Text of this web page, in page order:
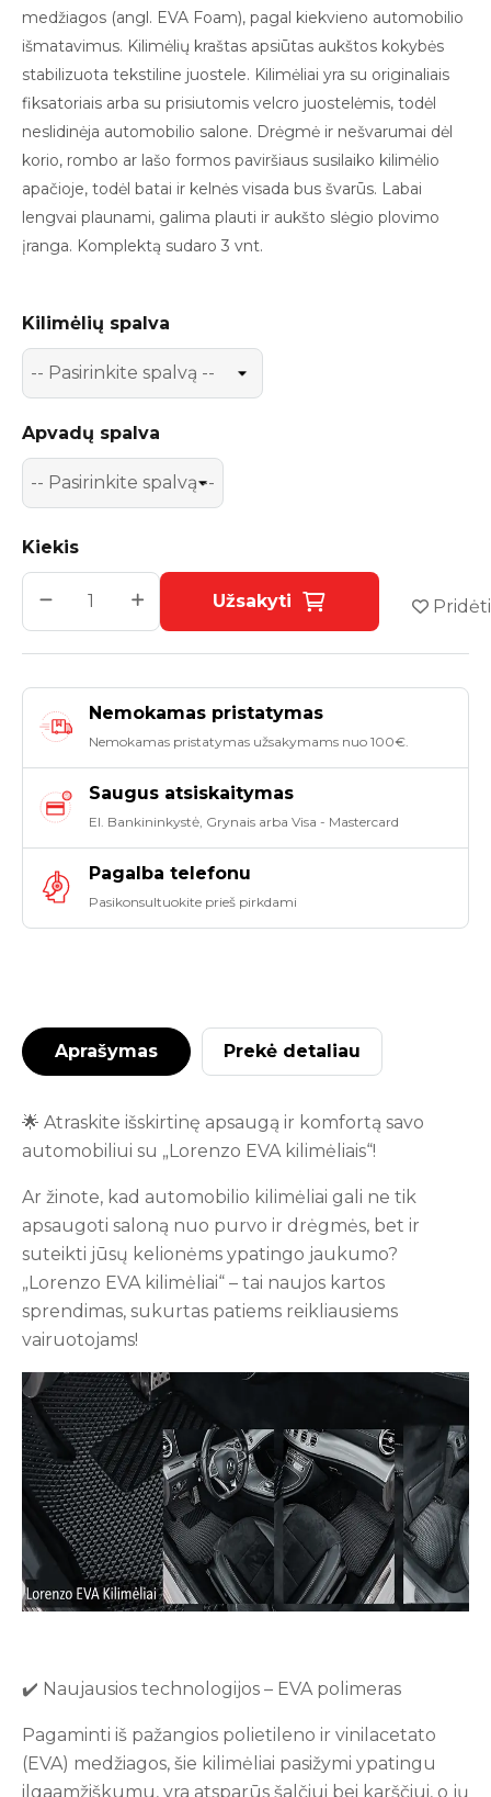
medžiagos (angl. EVA Foam), pagal kiekvieno automobilio
išmatavimus. Kilimėlių kraštas apsiūtas aukštos kokybės
stabilizuota tekstiline juostele. Kilimėliai yra su originaliais
fiksatoriais arba su prisiutomis velcro juostelėmis, todėl
neslidinėja automobilio salone. Drėgmė ir nešvarumai dėl
korio, rombo ar lašo formos paviršiaus susilaiko kilimėlio
apačioje, todėl batai ir kelnės visada bus švarūs. Labai
lengvai plaunami, galima plauti ir aukšto slėgio plovimo
įranga. Komplektą sudaro 3 vnt.
Kilimėlių spalva
Apvadų spalva
Kiekis
Užsakyti
Nemokamas pristatymas
Nemokamas pristatymas užsakymams nuo 100€.
Saugus atsiskaitymas
El. Bankininkystė, Grynais arba Visa - Mastercard
Pagalba telefonu
Pasikonsultuokite prieš pirkdami
Aprašymas Prekė detaliau
🌟 Atraskite išskirtinę apsaugą ir komfortą savo
automobiliui su „Lorenzo EVA kilimėliais“!
Ar žinote, kad automobilio kilimėliai gali ne tik
apsaugoti saloną nuo purvo ir drėgmės, bet ir
suteikti jūsų kelionėms ypatingo jaukumo?
„Lorenzo EVA kilimėliai“ – tai naujos kartos
sprendimas, sukurtas patiems reikliausiems
vairuotojams!
✔️ Naujausios technologijos – EVA polimeras
Pagaminti iš pažangios polietileno ir vinilacetato
(EVA) medžiagos, šie kilimėliai pasižymi ypatingu
ilgaamžiškumu, yra atsparūs šalčiui bei karščiui, o jų